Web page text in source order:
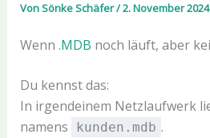
VonSönke Schäfer/2. November 2024
Wenn .MDB noch läuft, aber
Du kennst das:
In irgendeinem Netzlaufwerk
namens
kunden.mdb .